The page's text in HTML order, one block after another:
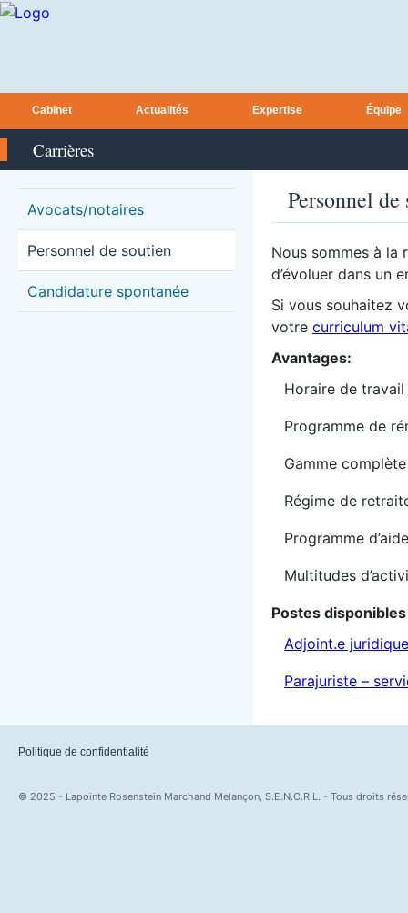
Cabinet Actualités Expertise Équipe
Carrières
Avocats/notaires
Personnel de soutien
Candidature spontanée
Personnel
Nous sommes à la
d’évoluer dans un
Si vous souhaitez
votre curriculum
Avantages:
Horaire de
Programme de
Gamme complète
Régime de
Programme
Multitudes
Postes disponibles
Adjoint.e
Parajuriste –
Politique de confidentialité
© 2025 - Lapointe Rosenstein Marchand Melançon, S.E.N.C.R.L. - Tous droits